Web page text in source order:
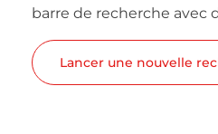
barre de recherche avec
Lancer une nouvelle